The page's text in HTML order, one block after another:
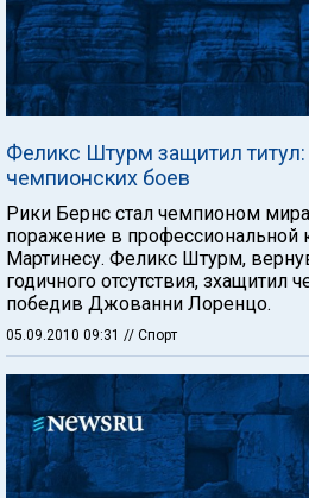
Феликс Штурм защитил титул:
чемпионских боев
Рики Бернс стал чемпионом
поражение в профессиональной
Мартинесу. Феликс Штурм,
годичного отсутствия, зхащитил
победив Джованни Лоренцо.
05.09.2010 09:31 // Спорт